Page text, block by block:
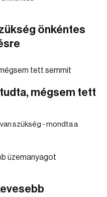
önkéntes
mégsem tett
szükség - mondta a